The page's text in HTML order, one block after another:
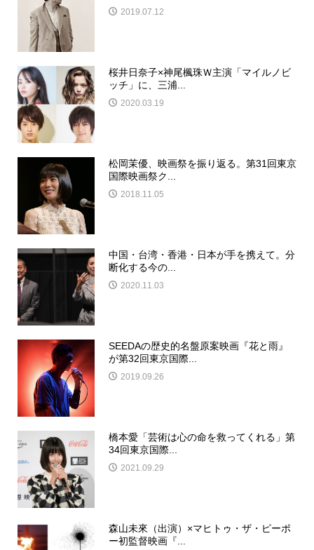
2019.07.12
桜井日奈子×神尾楓珠Ｗ主演「マイルノビ
ッチ」に、三浦...
2020.03.19
松岡茉優、映画祭を振り返る。第31回東京
国際映画祭ク...
2018.11.05
中国・台湾・香港・日本が手を携えて。分
断化する今の...
2020.11.03
SEEDAの歴史的名盤原案映画『花と雨』
が第32回東京国際...
2019.09.26
橋本愛「芸術は心の命を救ってくれる」第
34回東京国際...
2021.09.29
森山未來（出演）×マヒトゥ・ザ・ピーポ
ー初監督映画『...